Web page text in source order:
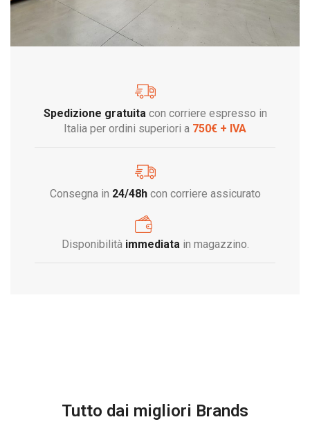
Spedizione gratuitacon corriere espresso in
Italia per ordini superiori a 750€ + IVA
Consegna in 24/48hcon corriere assicurato
Disponibilità immediatain magazzino.
Tutto dai migliori Brands